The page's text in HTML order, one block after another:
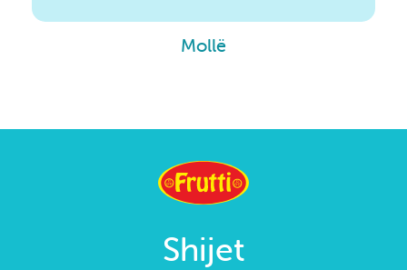
Mollë
Shijet